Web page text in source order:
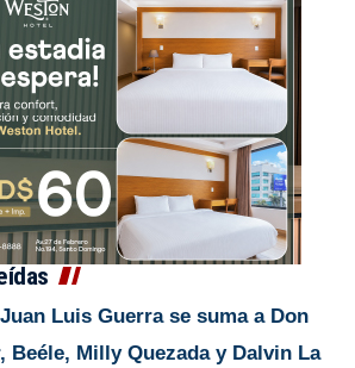
Juan Luis Guerra se suma a Don
Beéle, Milly Quezada y Dalvin La